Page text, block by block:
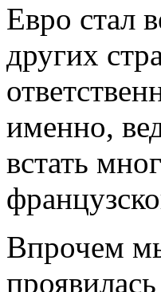
Евро стал
других
именно,
встать
Впрочем